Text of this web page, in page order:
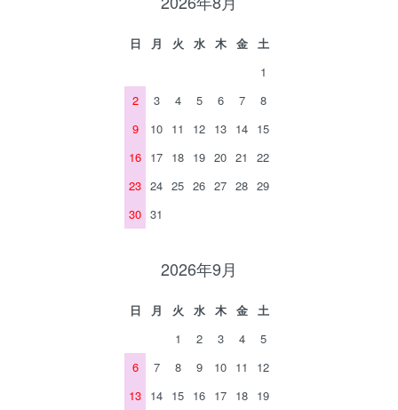
日 月 火 水 木 金
土
1
2
3 4 5 6 7
8
9
10 11 12 13 14 15
16 17 18 19 20 21
22
23 24 25 26 27 28 29
30 31
2026年9月
日 月 火 水 木 金
土
1
2 3 4
5
6
7 8 9 10 11
12
13 14 15 16 17 18 19